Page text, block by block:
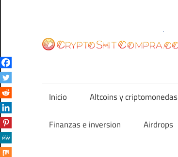
Inicio Altcoins y criptomonedas
Finanzas e inversion Airdrops